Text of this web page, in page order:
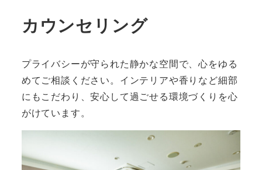
カウンセリング
プライバシーが守られた静かな空間で、心をゆる
めてご相談ください。インテリアや香りなど細部
にもこだわり、安心して過ごせる環境づくりを心
がけています。